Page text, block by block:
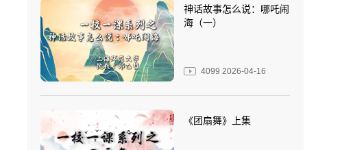
神话故事怎么说：哪吒闹
海（一）
4099 2026-04-16
《团扇舞》上集